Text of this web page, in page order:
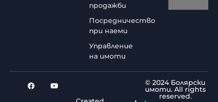
продажби
Посредничество
при наеми
Управление
на имоти
© 2024 Болярски
имоти. All rights
reserved.